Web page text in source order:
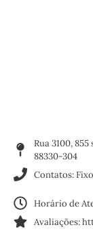
Rua 3100,
88330-304
Contatos:
Horário de
Avaliações: